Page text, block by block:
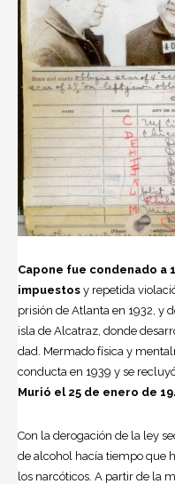
Capone fue condenado a
im­puestos y repetida
prisión de Atlanta en 1932, y
isla de Alcatraz, donde
dad. Mermado física y
conducta en 1939 y se
Murió el 25 de enero de
Con la derogación de la ley
de alcohol hacía tiempo que
los narcóticos. A partir de la